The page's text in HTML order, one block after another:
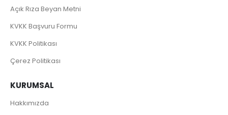
Açık Rıza Beyan Metni
KVKK Başvuru Formu
KVKK Politikası
Çerez Politikası
KURUMSAL
Hakkımızda